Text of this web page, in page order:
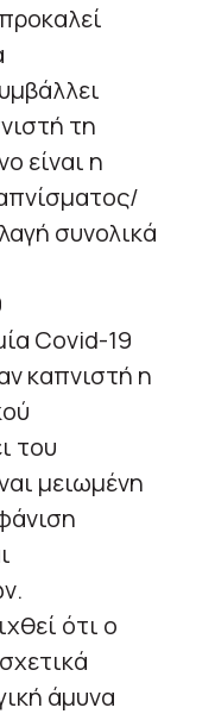
τη
είναι η
συνολικά
Covid-19
καπνιστή η
του
μειωμένη
ότι ο
άμυνα